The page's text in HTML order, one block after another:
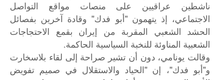
ناشطين عراقيين على منصات مواقع التواصل
الاجتماعي، إذ يتهمون "أبو فدك" وقادة آخرين بفصائل
الحشد الشعبي المقربة من إيران بقمع الاحتجاجات
الشعبية المناوئة للنخبة السياسية الحاكمة.
وقالت يونامي، دون أن تشير صراحة إلى لقاء بلاسخارت
و"أبو فدك"، إن "الحياد والاستقلال في صميم تفويض